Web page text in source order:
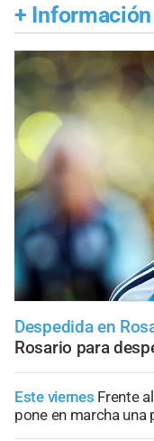
+ Información
Despedida en
Rosario para
Este viernes Frente
pone en marcha